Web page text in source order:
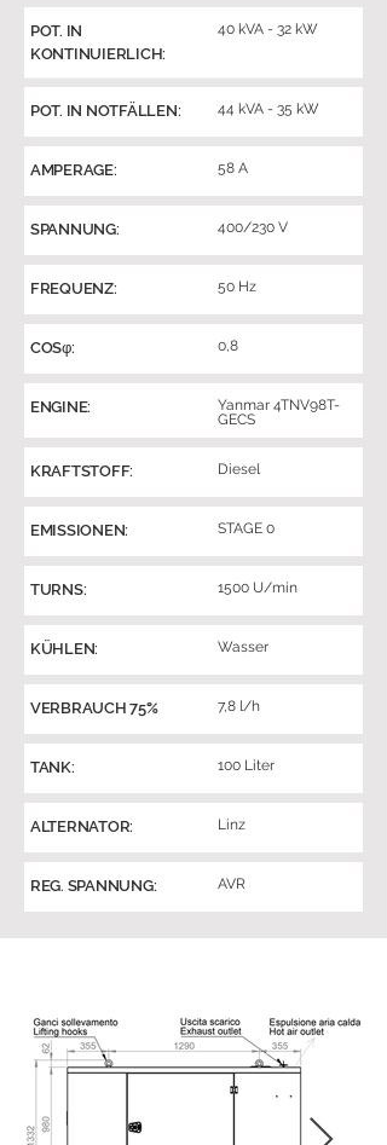
POT. IN
KONTINUIERLICH:
40 kVA - 32 kW
POT. IN NOTFÄLLEN: 44 kVA - 35 kW
AMPERAGE: 58 A
SPANNUNG: 400/230 V
FREQUENZ: 50 Hz
COSφ: 0,8
ENGINE:
Yanmar 4TNV98T-
GECS
KRAFTSTOFF: Diesel
EMISSIONEN: STAGE 0
TURNS: 1500 U/min
KÜHLEN: Wasser
VERBRAUCH 75% 7,8 l/h
TANK: 100 Liter
ALTERNATOR: Linz
REG. SPANNUNG: AVR